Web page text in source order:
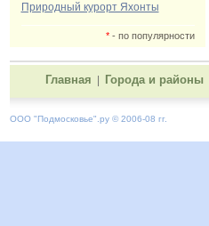
Природный курорт Яхонты
*- по популярности
Главная Города и районы
ООО "Подмосковье" .ру © 2006-08 гг.